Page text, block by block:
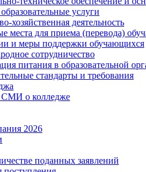
услуги
хозяйственная деятельность
места для приема (перевода)
и меры поддержки обучающихся
сотрудничество
питания в образовательной
стандарты и требования
о колледже
2026
поданных заявлений